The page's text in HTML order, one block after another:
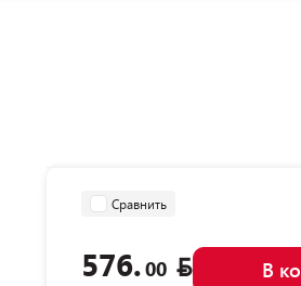
Сравнить
576.00 В